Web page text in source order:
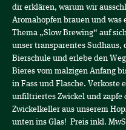
dir erklären, warum wir
Aromahopfen brauen und was
Thema „Slow Brewing“ auf
unser transparentes Sudhaus,
Bierschule und erlebe den
Bieres vom malzigen Anfang
in Fass und Flasche. Verkoste
unfiltriertes Zwickel und zapfe
Zwickelkeller aus unserem
unten ins Glas!  Preis inkl.